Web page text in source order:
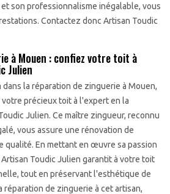
son professionnalisme inégalable, vous
Contactez donc Artisan Toudic
à Mouen : confiez votre toit à
Julien
la réparation de zinguerie à Mouen,
précieux toit à l'expert en la
Julien. Ce maître zingueur, reconnu
vous assure une rénovation de
qualité. En mettant en œuvre sa passion
Toudic Julien garantit à votre toit
tout en préservant l'esthétique de
de zinguerie à cet artisan,